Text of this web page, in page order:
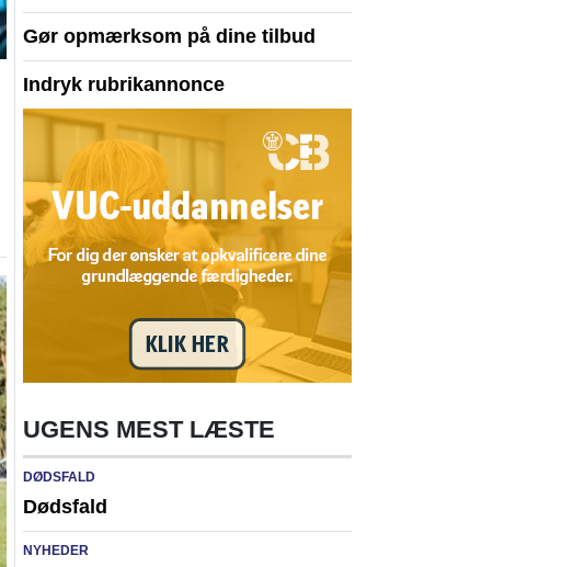
Gør opmærksom på dine tilbud
Indryk rubrikannonce
UGENS MEST LÆSTE
DØDSFALD
Dødsfald
NYHEDER